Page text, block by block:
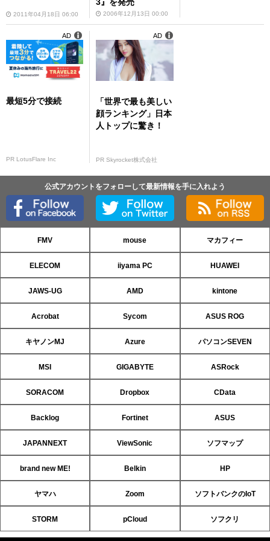
2011年04月18日 06:00 2006年12月13日 00:00
最短5分で接続
PR LotusFlare Inc
AD
「世界で最も美しい
顔ランキング」日本
人トップに驚き！
PR Skyrocket株式会社
AD
公式アカウントをフォローして最新情報を手に入れよう
FMV mouse マカフィー
ELECOM iiyama PC HUAWEI
JAWS-UG AMD kintone
Acrobat Sycom ASUS ROG
キヤノンMJ Azure パソコンSEVEN
MSI GIGABYTE ASRock
SORACOM Dropbox CData
Backlog Fortinet ASUS
JAPANNEXT ViewSonic ソフマップ
brand new ME! Belkin HP
ヤマハ Zoom ソフトバンクのIoT
STORM pCloud ソフクリ